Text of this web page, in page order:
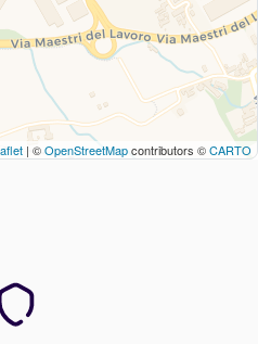
| ©OpenStreetMapcontributors ©CARTO